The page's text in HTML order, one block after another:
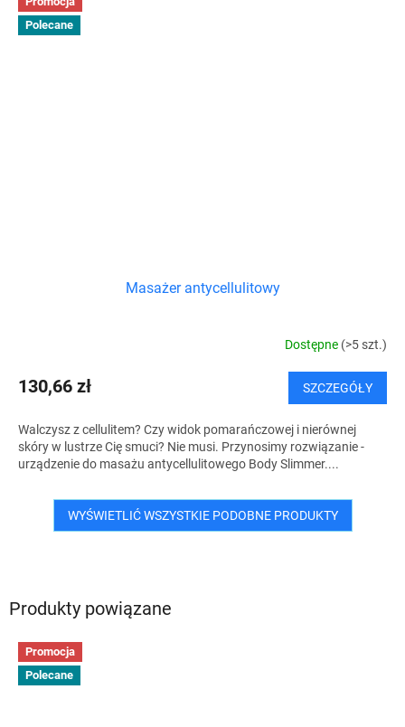
Produkty powiązane
Promocja
Polecane
Polecane
Masażer antycellulitowy
Dostępne (>5 szt.)
130,66 zł SZCZEGÓŁY
Walczysz z cellulitem? Czy widok pomarańczowej i nierównej
skóry w lustrze Cię smuci? Nie musi. Przynosimy rozwiązanie -
urządzenie do masażu antycellulitowego Body Slimmer....
WYŚWIETLIĆ WSZYSTKIE PODOBNE PRODUKTY